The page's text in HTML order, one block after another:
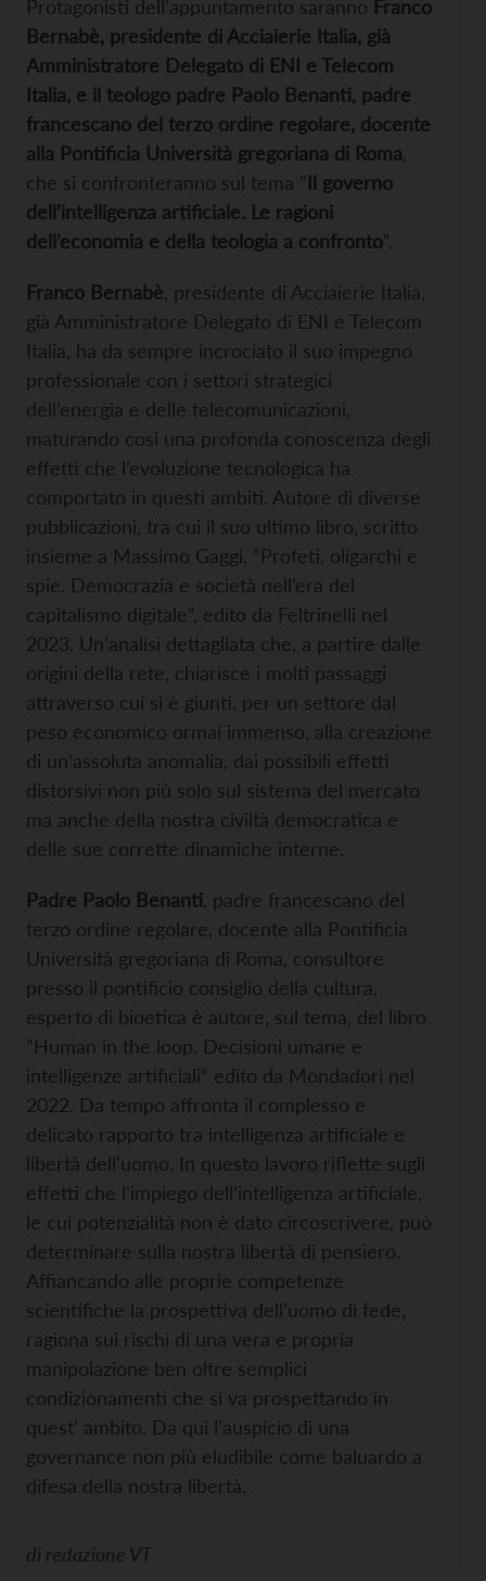
Protagonisti dell’appuntamento saranno Franco
Bernabè, presidente di Acciaierie Italia, già
Amministratore Delegato di ENI e Telecom
Italia, e il teologo padre Paolo Benanti, padre
francescano del terzo ordine regolare, docente
alla Pontificia Università gregoriana di Roma
che si confronteranno sul tema “Il governo
dell’intelligenza artificiale. Le ragioni
dell’economia e della teologia a confronto“.
Franco Bernabè , presidente di Acciaierie Italia,
già Amministratore Delegato di ENI e Telecom
Italia, ha da sempre incrociato il suo impegno
professionale con i settori strategici
dell’energia e delle telecomunicazioni,
maturando così una profonda conoscenza degli
effetti che l’evoluzione tecnologica ha
comportato in questi ambiti. Autore di diverse
pubblicazioni, tra cui il suo ultimo libro, scritto
insieme a Massimo Gaggi, “Profeti, oligarchi e
spie. Democrazia e società nell’era del
capitalismo digitale”, edito da Feltrinelli nel
2023. Un’analisi dettagliata che, a partire dalle
origini della rete, chiarisce i molti passaggi
attraverso cui si è giunti, per un settore dal
peso economico ormai immenso, alla creazione
di un’assoluta anomalia, dai possibili effetti
distorsivi non più solo sul sistema del mercato
ma anche della nostra civiltà democratica e
delle sue corrette dinamiche interne.
Padre Paolo Benanti , padre francescano del
terzo ordine regolare, docente alla Pontificia
Università gregoriana di Roma, consultore
presso il pontificio consiglio della cultura,
esperto di bioetica è autore, sul tema, del libro
“Human in the loop. Decisioni umane e
intelligenze artificiali” edito da Mondadori nel
2022. Da tempo affronta il complesso e
delicato rapporto tra intelligenza artificiale e
libertà dell’uomo. In questo lavoro riflette sugli
effetti che l’impiego dell’intelligenza artificiale,
le cui potenzialità non è dato circoscrivere, può
determinare sulla nostra libertà di pensiero.
Affiancando alle proprie competenze
scientifiche la prospettiva dell’uomo di fede,
ragiona sui rischi di una vera e propria
manipolazione ben oltre semplici
condizionamenti che si va prospettando in
quest’ ambito. Da qui l’auspicio di una
governance non più eludibile come baluardo a
difesa della nostra libertà.
di redazione VT